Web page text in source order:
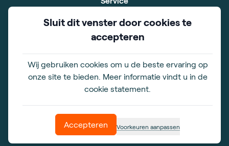
Contact
Privacy Policy
Sitemap
Algemene voorwaarden
Showroom
Mobilae copyright © 2026
Sluit dit venster door cookies te
accepteren
Wij gebruiken cookies om u de beste ervaring op
onze site te bieden. Meer informatie vindt u in de
cookie statement.
Accepteren Voorkeuren aanpassen